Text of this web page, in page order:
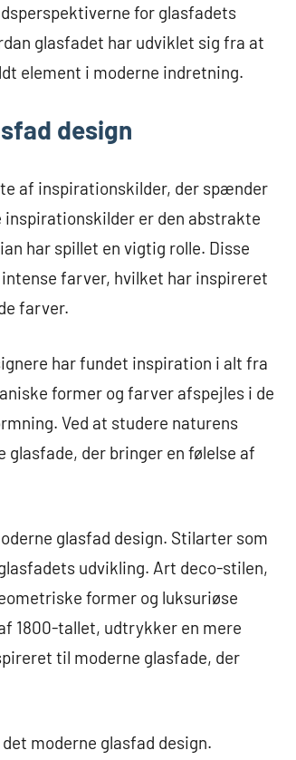
for glasfadets
glasfadet har udviklet sig fra at
element i moderne indretning.
design
af inspirationskilder, der spænder
er den abstrakte
har spillet en vigtig rolle. Disse
farver, hvilket har inspireret
farver.
har fundet inspiration i alt fra
former og farver afspejles i de
Ved at studere naturens
der bringer en følelse af
glasfad design. Stilarter som
udvikling. Art deco-stilen,
former og luksuriøse
1800-tallet, udtrykker en mere
til moderne glasfade, der
moderne glasfad design.